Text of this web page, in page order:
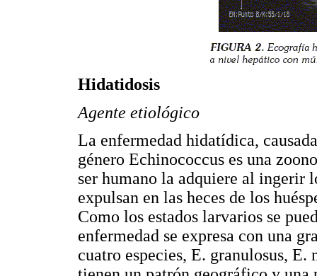
Hidatidosis
Agente etiológico
La enfermedad hidatídica,
género Echinococcus es una
ser humano la adquiere al ingerir
expulsan en las heces de los
Como los estados larvarios se
enfermedad se expresa con una
cuatro especies, E. granulosus,